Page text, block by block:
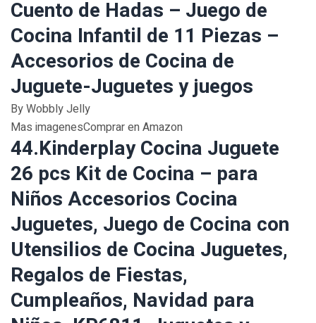
Cuento de Hadas – Juego de
Cocina Infantil de 11 Piezas –
Accesorios de Cocina de
Juguete-Juguetes y juegos
By Wobbly Jelly
Mas imagenesComprar en Amazon
44.Kinderplay Cocina Juguete
26 pcs Kit de Cocina – para
Niños Accesorios Cocina
Juguetes, Juego de Cocina con
Utensilios de Cocina Juguetes,
Regalos de Fiestas,
Cumpleaños, Navidad para